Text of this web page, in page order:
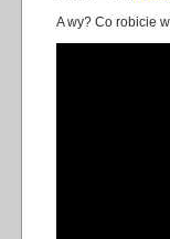
A wy? Co robicie